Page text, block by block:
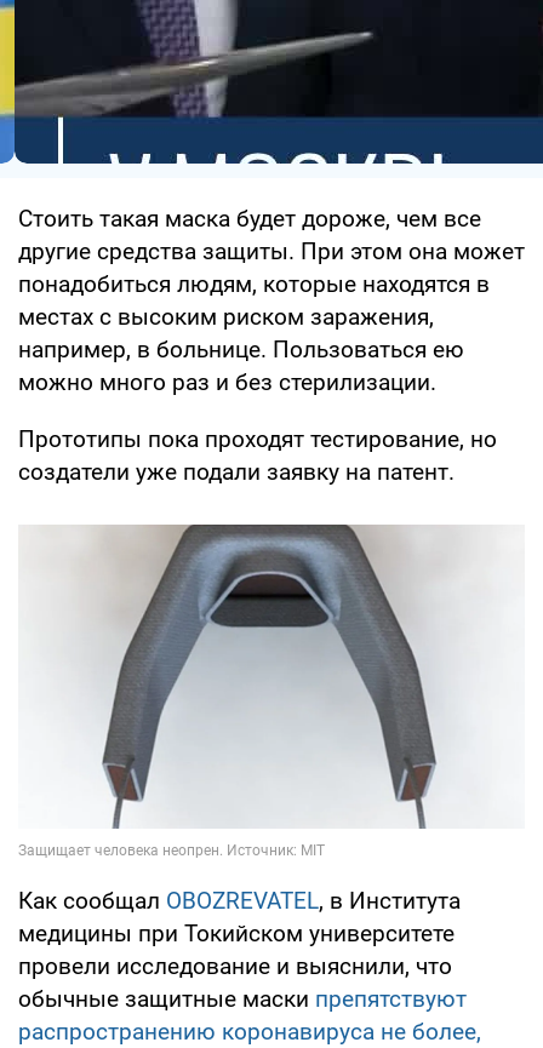
Стоить такая маска будет дороже, чем все
другие средства защиты. При этом она может
понадобиться людям, которые находятся в
местах с высоким риском заражения,
например, в больнице. Пользоваться ею
можно много раз и без стерилизации.
Прототипы пока проходят тестирование, но
создатели уже подали заявку на патент.
Как сообщал OBOZREVATEL, в Института
медицины при Токийском университете
провели исследование и выяснили, что
обычные защитные маски препятствуют
распространению коронавируса не более,